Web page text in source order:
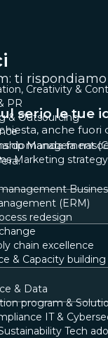
Creativity &
PR
& Outsourcing
Management
Marketing
(ERM)
redesign
chain excellence
& Capacity building
& Data
program &
IT &
Tech
ti
serio le tue
anche fuori
domanda fa